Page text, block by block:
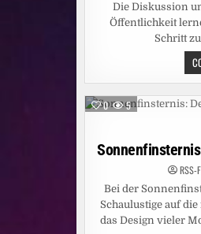
Die Diskussion
Öffentlichkeit
Schritt
0 5
RSS-
Bei der
Schaulustige auf
das Design vieler